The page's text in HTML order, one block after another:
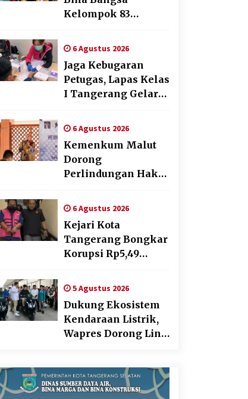
Kelompok 83
Pendampingan
Pembuatan Spanduk
Sebagai Upaya
Memperkuat
Pemasaran UMKM
6 Agustus 2026
Jaga Kebugaran
Petugas, Lapas Kelas
I Tangerang Gelar
Gratis dan Skrining
TB Lanjutan
6 Agustus 2026
Kemenkum Malut
Dorong
Perlindungan Hak
Digital,
Sosialisasikan
Pencatatan Gratis
dan Penguatan
Royalti
6 Agustus 2026
Kejari Kota
Tangerang Bongkar
Korupsi Rp5,49
Pesawat Fiktif, Eks
VP Angkasa Pura
Kargo Ditahan
5 Agustus 2026
Dukung Ekosistem
Kendaraan Listrik,
Wapres Dorong Link